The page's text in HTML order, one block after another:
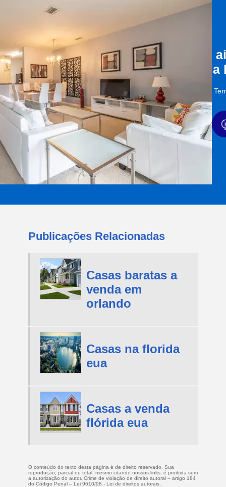
a
Publicações Relacionadas
Casas baratas a
venda em
orlando
Casas na florida
eua
Casas a venda
flórida eua
O conteúdo do texto desta página é de direito reservado. Sua
reprodução, parcial ou total, mesmo citando nossos links, é proibida sem
a autorização do autor. Crime de violação de direito autoral – artigo 184
do Código Penal – Lei 9610/98 - Lei de direitos autorais